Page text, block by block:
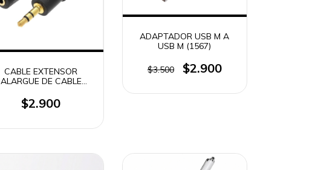
CABLE EXTENSOR
ALARGUE DE CABLE
$2.900
ADAPTADOR USB M A
USB M (1567)
$3.500 $2.900